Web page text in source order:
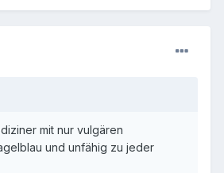
mit nur vulgären
und unfähig zu jeder